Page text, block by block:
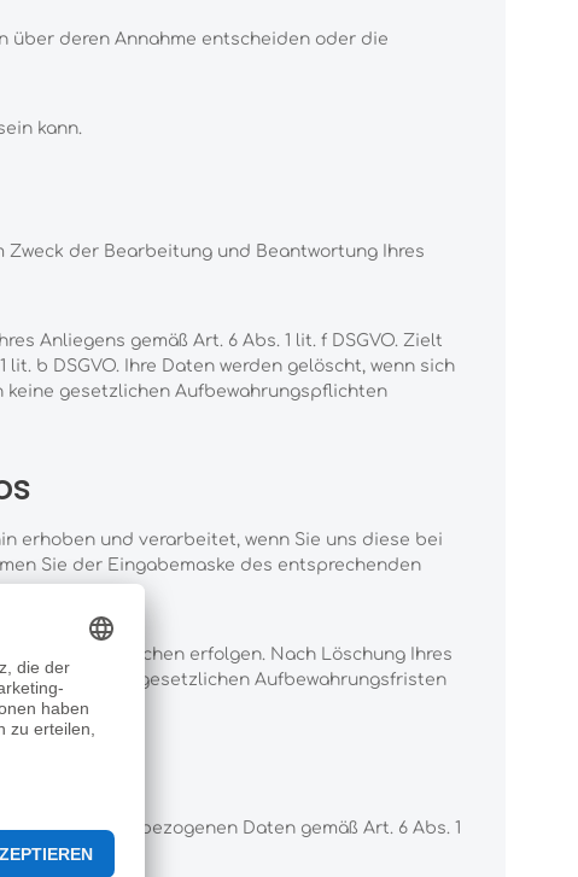
über deren Annahme entscheiden oder die
kann.
Zweck der Bearbeitung und Beantwortung Ihres
Anliegens gemäß Art. 6 Abs. 1 lit. f DSGVO. Zielt
b DSGVO. Ihre Daten werden gelöscht, wenn sich
gesetzlichen Aufbewahrungspflichten
erhoben und verarbeitet, wenn Sie uns diese bei
Sie der Eingabemaske des entsprechenden
Verantwortlichen erfolgen. Nach Löschung Ihres
sind, keine gesetzlichen Aufbewahrungsfristen
personenbezogenen Daten gemäß Art. 6 Abs. 1